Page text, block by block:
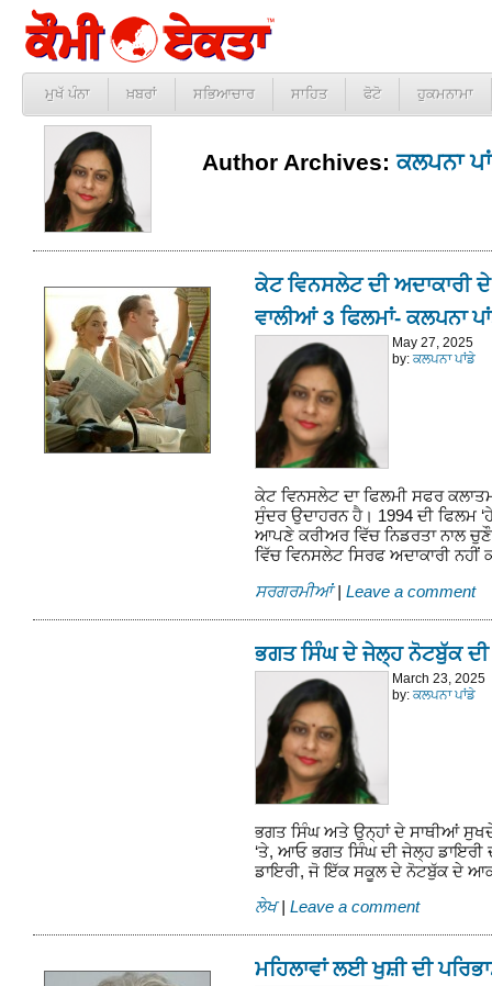
ਮੁਖੱ ਪੰਨਾ ਖ਼ਬਰਾਂ ਸਭਿਆਚਾਰ ਸਾਹਿਤ ਫੋਟੋ ਹੁਕਮਨਾਮਾ
Author Archives:ਕਲਪਨਾ
ਕੇਟ ਵਿਨਸਲੇਟ ਦੀ ਅਦਾਕਾਰੀ
ਵਾਲੀਆਂ 3 ਫਿਲਮਾਂ- ਕਲਪਨਾ
May 27, 2025
by: ਕਲਪਨਾ ਪਾਂਡੇ
ਕੇਟ ਵਿਨਸਲੇਟ ਦਾ ਫਿਲਮੀ ਸਫਰ
ਸੁੰਦਰ ਉਦਾਹਰਨ ਹੈ। 1994 ਦੀ ਫਿਲਮ
ਆਪਣੇ ਕਰੀਅਰ ਵਿੱਚ ਨਿਡਰਤਾ ਨਾਲ
ਵਿੱਚ ਵਿਨਸਲੇਟ ਸਿਰਫ ਅਦਾਕਾਰੀ
ਸਰਗਰਮੀਆਂ | Leave a comment
ਭਗਤ ਸਿੰਘ ਦੇ ਜੇਲ੍ਹ ਨੋਟਬੁੱਕ ਦੀ
March 23, 2025
by: ਕਲਪਨਾ ਪਾਂਡੇ
ਭਗਤ ਸਿੰਘ ਅਤੇ ਉਨ੍ਹਾਂ ਦੇ ਸਾਥੀਆਂ
‘ਤੇ, ਆਓ ਭਗਤ ਸਿੰਘ ਦੀ ਜੇਲ੍ਹ
ਡਾਇਰੀ, ਜੋ ਇੱਕ ਸਕੂਲ ਦੇ ਨੋਟਬੁੱਕ ਦੇ
ਲੇਖ | Leave a comment
ਮਹਿਲਾਵਾਂ ਲਈ ਖੁਸ਼ੀ ਦੀ